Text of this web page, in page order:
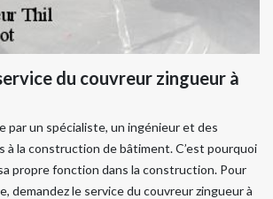
du couvreur zingueur à
par un spécialiste, un ingénieur et des
à la construction de bâtiment. C’est pourquoi
propre fonction dans la construction. Pour
demandez le service du couvreur zingueur à